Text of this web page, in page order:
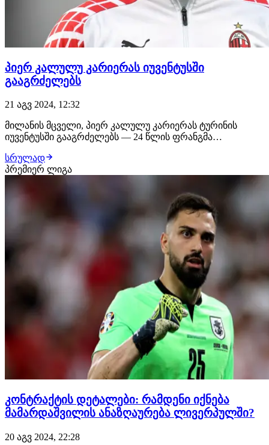
პიერ კალულუ კარიერას იუვენტუსში
გააგრძელებს
21 აგვ 2024, 12:32
მილანის მცველი, პიერ კალულუ კარიერას ტურინის
იუვენტუსში გააგრძელებს — 24 წლის ფრანგმა
გაიარა.ტურინულმა კლუბმა კალულუ ერთწლიანი
იჯარით დაიმატა, რაშიც 3 მილიონი ევრო გადაიხადა და
სეზონის ბოლოს, მისი გამოსყიდვის უფლება 14 მილიონ
ევროდ ექნება. გა…
სრულად
პრემიერ ლიგა
კონტრაქტის დეტალები: რამდენი იქნება
მამარდაშვილის ანაზღაურება ლივერპულში?
20 აგვ 2024, 22:28